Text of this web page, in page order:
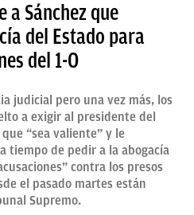
a Sánchez que
del Estado para
del 1-O
judicial pero una vez más, los
a exigir al presidente del
“sea valiente” y le
tiempo de pedir a la abogacía
contra los presos
el pasado martes están
Supremo.